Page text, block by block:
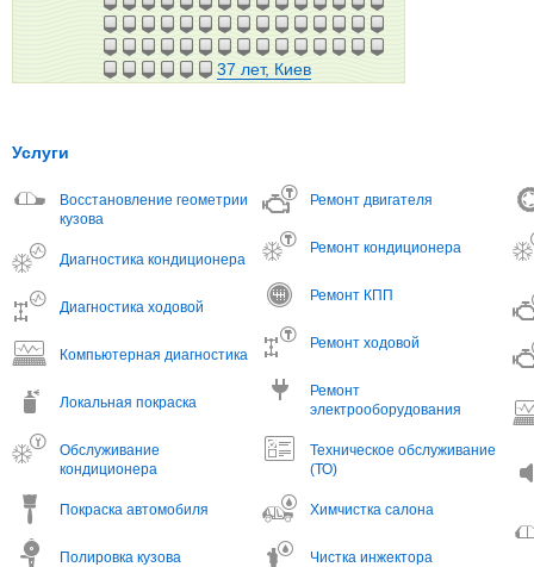
37 лет, Киев
Услуги
Восстановление геометрии
кузова
Диагностика кондиционера
Диагностика ходовой
Компьютерная диагностика
Локальная покраска
Обслуживание
кондиционера
Покраска автомобиля
Полировка кузова
Ремонт двигателя
Ремонт кондиционера
Ремонт КПП
Ремонт ходовой
Ремонт
электрооборудования
Техническое обслуживание
(ТО)
Химчистка салона
Чистка инжектора